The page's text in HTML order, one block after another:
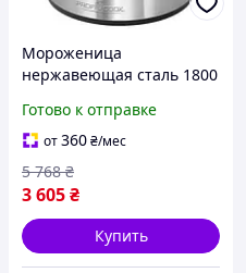
Мороженица
нержавеющая сталь 1800
1197
Готово к отправке
от360₴/мес
3 605₴
5 768 ₴
Купить